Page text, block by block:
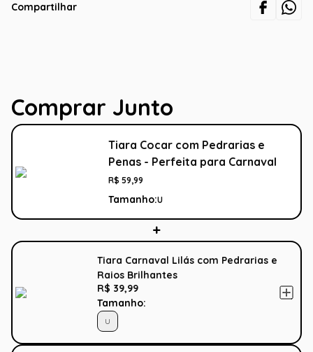
Compartilhar
Comprar Junto
Tiara Cocar com Pedrarias e
Penas - Perfeita para Carnaval
R$ 59,99
Tamanho:U
Tiara Carnaval Lilás com Pedrarias e
Raios Brilhantes
R$ 39,99
Tamanho:
U